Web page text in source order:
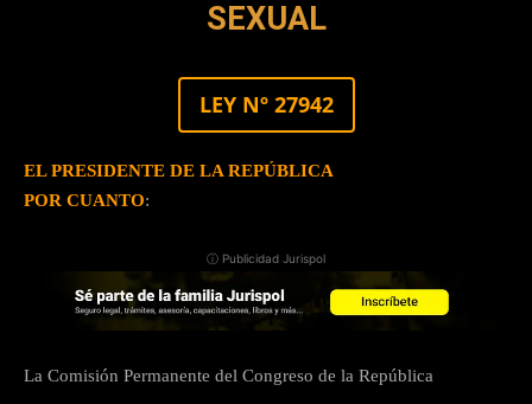
SEXUAL
LEY Nº 27942
EL PRESIDENTE DE LA REPÚBLICA
POR CUANTO:
ⓘ Publicidad Jurispol
La Comisión Permanente del Congreso de la República